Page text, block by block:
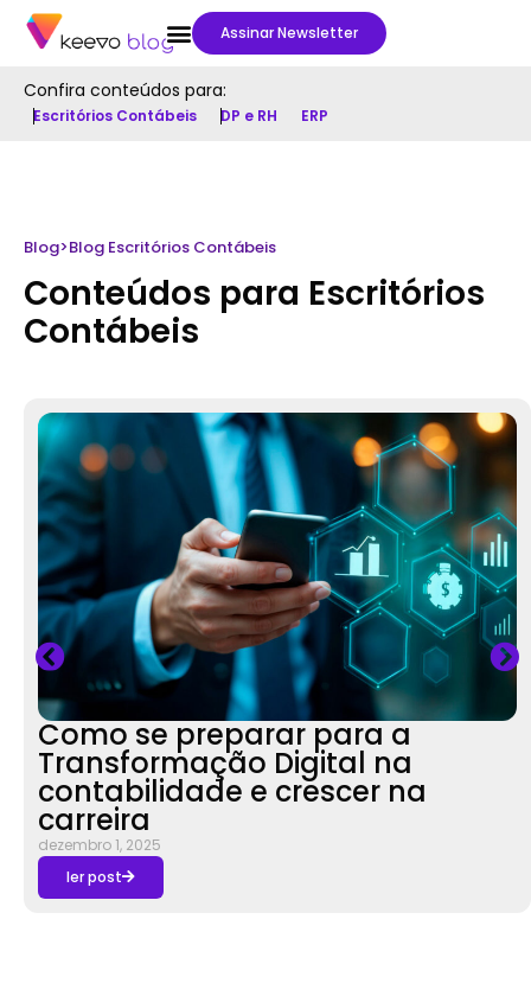
Assinar Newsletter
Confira conteúdos para:
Escritórios Contábeis DP e RH ERP
Blog>Blog Escritórios Contábeis
Conteúdos para Escritórios
Contábeis
Como se preparar para a
Transformação Digital na
contabilidade e crescer na
carreira
dezembro 1, 2025
ler post